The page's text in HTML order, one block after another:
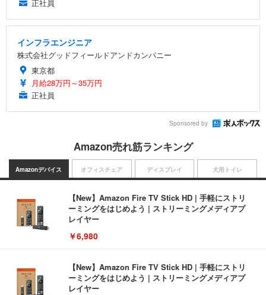
正社員
インフラエンジニア
株式会社グッドフィールドアンドカンパニー
東京都
月給28万円～35万円
正社員
Sponsored by
Amazon売れ筋ランキング
Amazonデバイス
【New】Amazon Fire TV Stick HD | 手軽にストリ
ーミングをはじめよう | ストリーミングメディアプ
レイヤー
￥6,980
【New】Amazon Fire TV Stick HD | 手軽にストリ
ーミングをはじめよう | ストリーミングメディアプ
レイヤー
オフィスチェア ディスプレイ 犬用トイレ